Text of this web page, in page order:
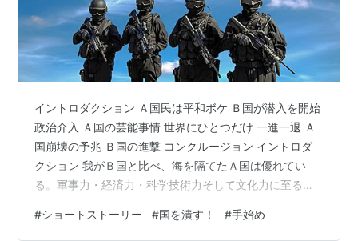
イントロダクション Ａ国民は平和ボケ Ｂ国が潜入を開始
政治介入 Ａ国の芸能事情 世界にひとつだけ 一進一退 Ａ
国崩壊の予兆 Ｂ国の進撃 コンクルージョン イントロダ
クション 我がＢ国と比べ、海を隔てたＡ国は優れてい
る。軍事力・経済力・科学技術力そして文化力に至るま
ったことがある。しかも、一度や二度ではない。我が国
#ショートストーリー #国を潰す！ #手始め